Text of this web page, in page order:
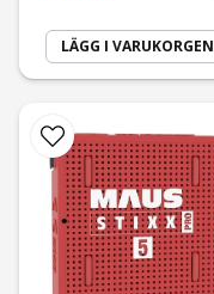
LÄGG I VARUKORGEN